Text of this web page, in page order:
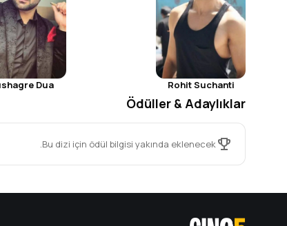
Rohit Suchanti
Dua
Ödüller & Adaylıklar
Bu dizi için ödül bilgisi yakında eklenecek.